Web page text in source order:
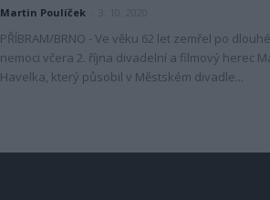
Martin Poulíček
PŘÍBRAM/BRNO - Ve věku 62 let zemřel po dlouhé
nemoci včera 2. října divadelní a filmový herec
Havelka, který působil v Městském divadle...